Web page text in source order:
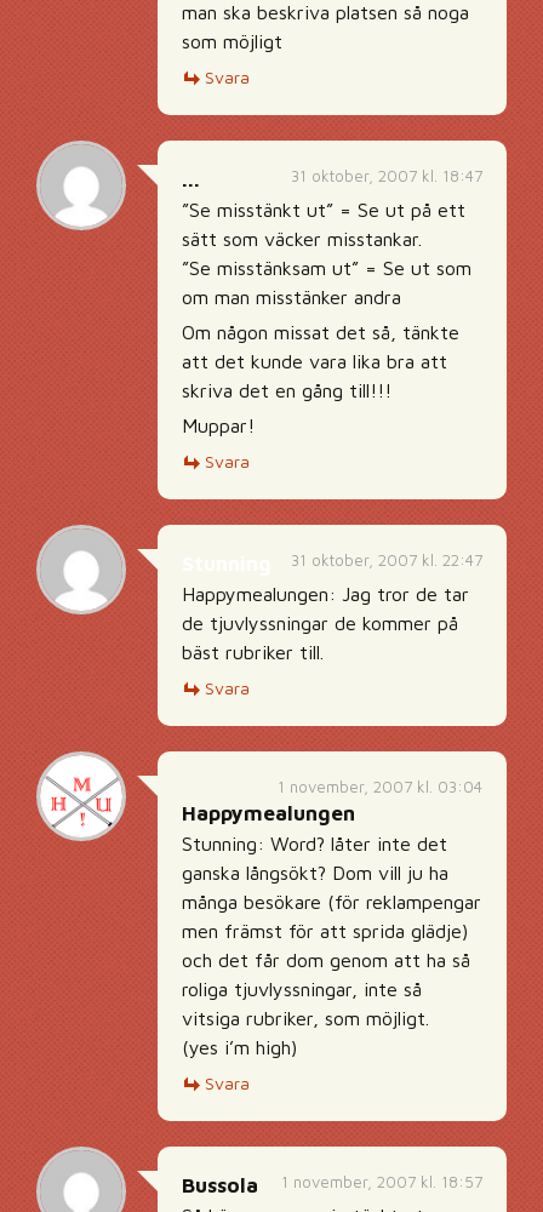
man ska beskriva platsen så noga
som möjligt
Svara
31 oktober, 2007 kl. 18:47
...
”Se misstänkt ut” = Se ut på ett
sätt som väcker misstankar.
”Se misstänksam ut” = Se ut som
om man misstänker andra
Om någon missat det så, tänkte
att det kunde vara lika bra att
skriva det en gång till!!!
Muppar!
Svara
31 oktober, 2007 kl. 22:47
Happymealungen: Jag tror de tar
de tjuvlyssningar de kommer på
bäst rubriker till.
Svara
1 november, 2007 kl. 03:04
Happymealungen
Stunning: Word? låter inte det
ganska långsökt? Dom vill ju ha
många besökare (för reklampengar
men främst för att sprida glädje)
och det får dom genom att ha så
roliga tjuvlyssningar, inte så
vitsiga rubriker, som möjligt.
(yes i’m high)
Svara
1 november, 2007 kl. 18:57
Bussola